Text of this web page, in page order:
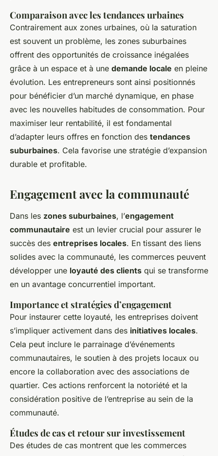
Comparaison avec les tendances urbaines
Contrairement aux zones urbaines, où la saturation
est souvent un problème, les zones suburbaines
offrent des opportunités de croissance inégalées
grâce à un espace et à une demande locale en pleine
évolution. Les entrepreneurs sont ainsi positionnés
pour bénéficier d’un marché dynamique, en phase
avec les nouvelles habitudes de consommation. Pour
maximiser leur rentabilité, il est fondamental
d’adapter leurs offres en fonction des tendances
suburbaines. Cela favorise une stratégie d’expansion
durable et profitable.
Engagement avec la communauté
Dans les zones suburbaines, l’engagement
communautaire est un levier crucial pour assurer le
succès des entreprises locales. En tissant des liens
solides avec la communauté, les commerces peuvent
développer une loyauté des clients qui se transforme
en un avantage concurrentiel important.
Importance et stratégies d’engagement
Pour instaurer cette loyauté, les entreprises doivent
s’impliquer activement dans des initiatives locales.
Cela peut inclure le parrainage d’événements
communautaires, le soutien à des projets locaux ou
encore la collaboration avec des associations de
quartier. Ces actions renforcent la notoriété et la
considération positive de l’entreprise au sein de la
communauté.
Études de cas et retour sur investissement
Des études de cas montrent que les commerces